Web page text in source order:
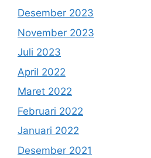
Desember 2023
November 2023
Juli 2023
April 2022
Maret 2022
Februari 2022
Januari 2022
Desember 2021